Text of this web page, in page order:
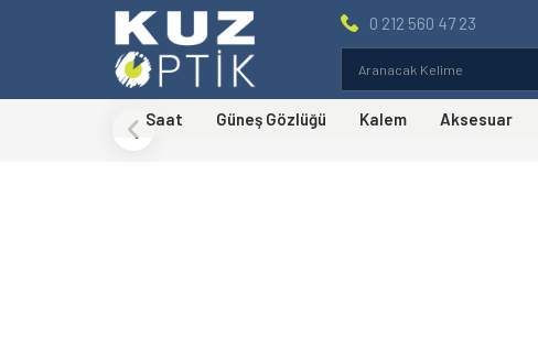
0 212 560 47 23
Saat Güneş Gözlüğü Kalem Aksesuar